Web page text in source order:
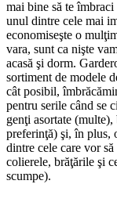
mai bine să te
unul dintre cele mai
economiseşte o
vara, sunt ca nişte
acasă şi dorm.
sortiment de modele
cât posibil,
pentru serile când se
genţi asortate
preferinţă) şi, în plus,
dintre cele care vor
colierele, brăţările şi
scumpe).